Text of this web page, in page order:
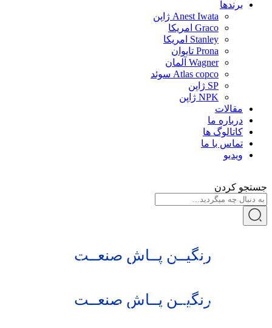
برندها
Anest Iwata ژاپن
Graco امریکا
Stanley امریکا
Prona تایوان
Wagner آلمان
Atlas copco سوئد
SP ژاپن
NPK ژاپن
مقالات
درباره ما
کاتالوگ ها
تماس با ما
ویدیو
جستجو کردن
رنگیــن پــاش صنعــت
نماینده انحصاری پیستوله های پرونا در ایران
رنگیــن پــاش صنعــت
تامین کننده ابزارالات بادی، رنگ امیزی صنعتی و هیدرولیک